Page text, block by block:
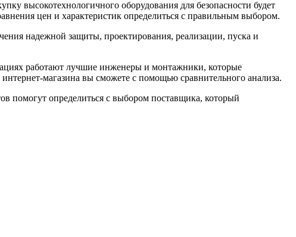
высокотехнологичного оборудования для безопасности будет
цен и характеристик определиться с правильным выбором.
надежной защиты, проектирования, реализации, пуска и
работают лучшие инженеры и монтажники, которые
магазина вы сможете с помощью сравнительного анализа.
помогут определиться с выбором поставщика, который